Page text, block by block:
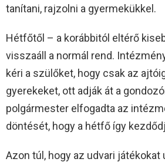
tanítani, rajzolni a gyermekükkel.
Hétfőtől – a korábbitól eltérő
visszaáll a normál rend.
kéri a szülőket, hogy csak az
gyerekeket, ott adják át a
polgármester elfogadta az
döntését, hogy a hétfő így
Azon túl, hogy az udvari